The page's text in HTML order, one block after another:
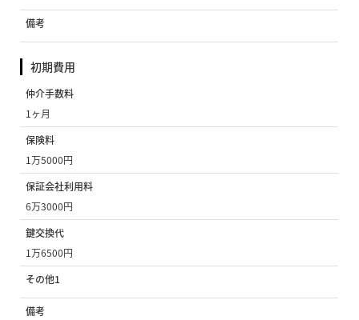
備考
初期費用
仲介手数料
1ヶ月
保険料
1万5000円
保証会社利用料
6万3000円
鍵交換代
1万6500円
その他1
備考